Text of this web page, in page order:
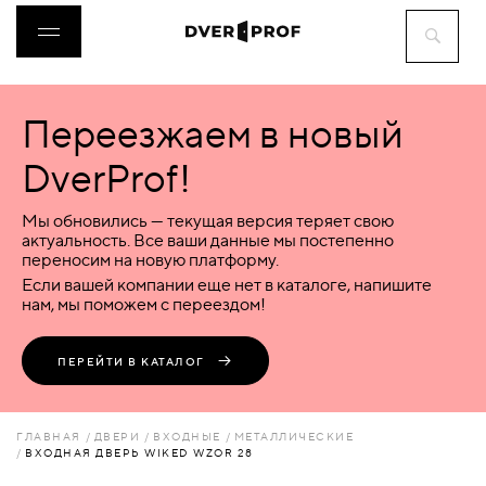
ДВЕРИ
ФУРНИТУРА
ВОРОТА
ПЕРЕГОРОДКИ
Переезжаем в новый
DverProf!
Мы обновились — текущая версия теряет свою
актуальность. Все ваши данные мы постепенно
переносим на новую платформу.
Если вашей компании еще нет в каталоге, напишите
нам, мы поможем с переездом!
ПЕРЕЙТИ В КАТАЛОГ
ГЛАВНАЯ ДВЕРИ ВХОДНЫЕ
МЕТАЛЛИЧЕСКИЕ
ВХОДНАЯ ДВЕРЬ WIKED WZOR 28